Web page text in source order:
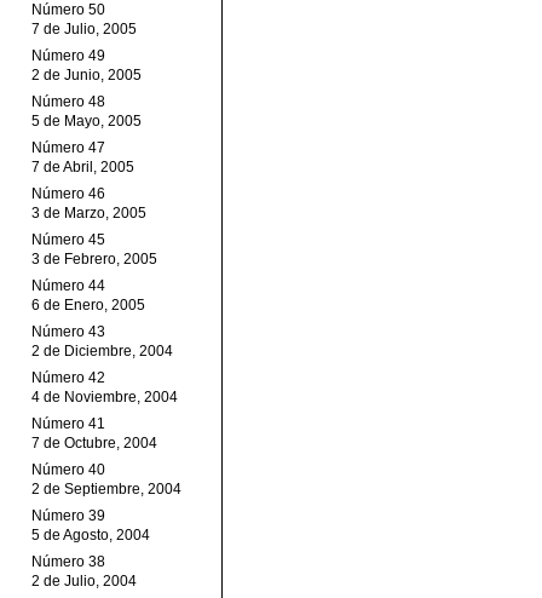
Número 50
7 de Julio, 2005
Número 49
2 de Junio, 2005
Número 48
5 de Mayo, 2005
Número 47
7 de Abril, 2005
Número 46
3 de Marzo, 2005
Número 45
3 de Febrero, 2005
Número 44
6 de Enero, 2005
Número 43
2 de Diciembre, 2004
Número 42
4 de Noviembre, 2004
Número 41
7 de Octubre, 2004
Número 40
2 de Septiembre, 2004
Número 39
5 de Agosto, 2004
Número 38
2 de Julio, 2004